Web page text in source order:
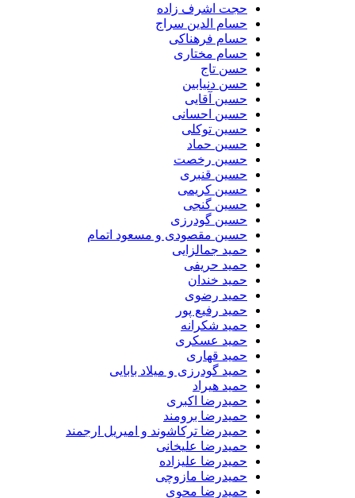
حجت اشرف زاده
حسام الدین سراج
حسام فرهناکی
حسام مختاری
حسن تاج
حسن دنیابین
حسین آقایی
حسین احسانی
حسین توکلی
حسین حماد
حسین رخصت
حسین قنبری
حسین کریمی
حسین گنجی
حسین گودرزی
حسین مقصودی و مسعود اتمام
حمید جمالزایی
حمید حریفی
حمید خندان
حمید رضوی
حمید رفیع پور
حمید شکرانه
حمید عسکری
حمید قهاری
حمید گودرزی و میلاد بابایی
حمید هیراد
حمیدرضا اکبری
حمیدرضا برومند
حمیدرضا ترکاشوند و امیریل ارجمند
حمیدرضا علیخانی
حمیدرضا علیزاده
حمیدرضا مازوچی
حمیدرضا محوی